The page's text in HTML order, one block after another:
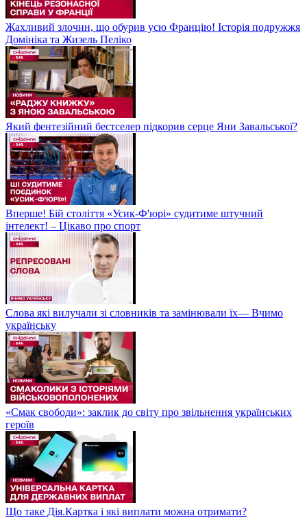
Жахливий злочин, що обурив усю Францію! Історія подружжя
Домініка та Жизель Пеліко
Який фентезійний бестселер підкорив серце Яни Завальської?
Вперше! Бій століття «Усик-Ф'юрі» судитиме штучний
інтелект! – Цікаво про спорт
Слова які вилучали зі словників та замінювали їх— Вчимо
українську
«Смак свободи»: заклик до світу про звільнення українських
героїв
Що таке Дія.Картка і які виплати можна отримати?